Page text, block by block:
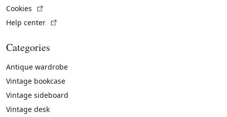
Cookies
Help center
Categories
Antique wardrobe
Vintage bookcase
Vintage sideboard
Vintage desk